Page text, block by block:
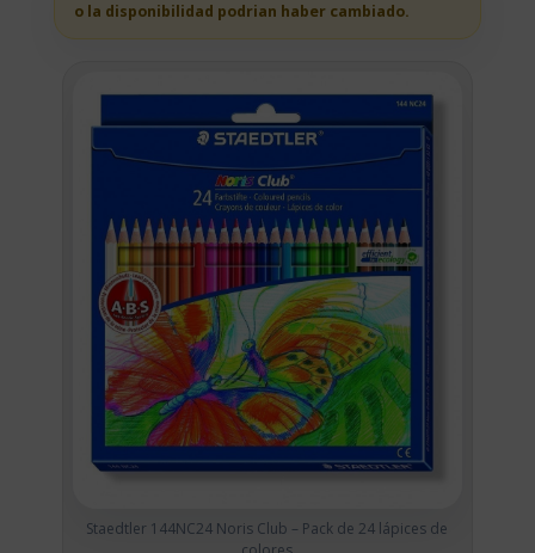
o la disponibilidad podrian haber cambiado.
Staedtler 144NC24 Noris Club – Pack de 24 lápices de